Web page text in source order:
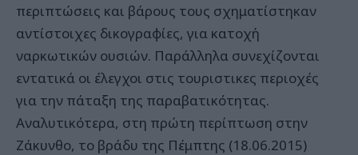
περιπτώσεις και βάρους τους σχηματίστηκαν
αντίστοιχες δικογραφίες, για κατοχή
ναρκωτικών ουσιών. Παράλληλα συνεχίζονται
εντατικά οι έλεγχοι στις τουριστικες περιοχές
για την πάταξη της παραβατικότητας.
Αναλυτικότερα, στη πρώτη περίπτωση στην
Ζάκυνθο, το βράδυ της Πέμπτης (18.06.2015)